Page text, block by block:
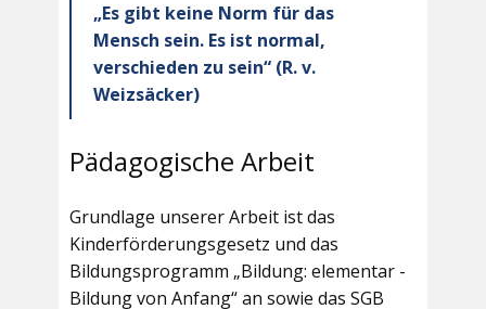
„Es gibt keine Norm für das
Mensch sein. Es ist normal,
verschieden zu sein“ (R. v.
Weizsäcker)
Pädagogische Arbeit
Grundlage unserer Arbeit ist das
Kinderförderungsgesetz und das
Bildungsprogramm „Bildung: elementar -
Bildung von Anfang“ an sowie das SGB